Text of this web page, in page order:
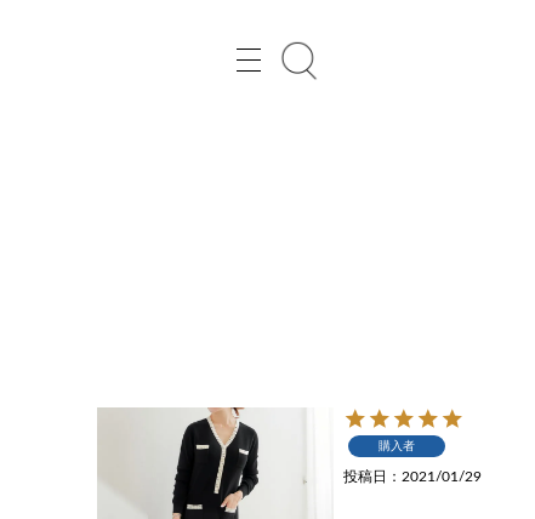
購入者
投稿日 2021/01/29